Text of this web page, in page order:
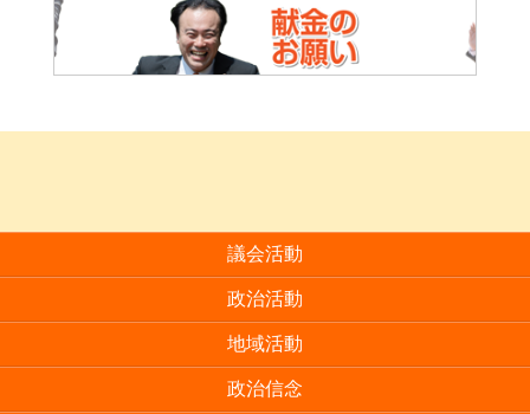
議会活動
政治活動
地域活動
政治信念